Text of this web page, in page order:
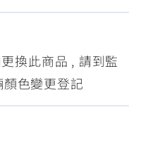
換此商品 , 請到監
色變更登記